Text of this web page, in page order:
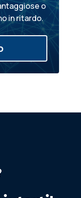
o
in ritardo.